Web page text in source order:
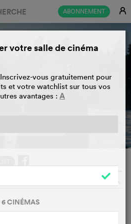
ABONNEMENT E
de son quotidien trop
votre salle de cinéma
vous gratuitement pour
et votre watchlist sur tous vos
avantages : A
CINÉMAS